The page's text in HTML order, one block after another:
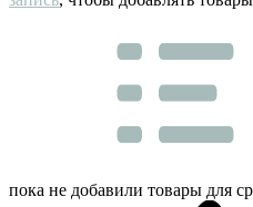
пока не добавили товары для